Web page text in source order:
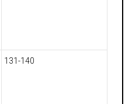
131-140